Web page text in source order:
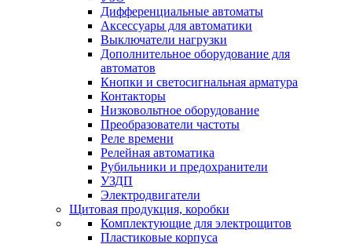
Дифференциальные автоматы
Аксессуары для автоматики
Выключатели нагрузки
Дополнительное оборудование для
автоматов
Кнопки и светосигнальная арматура
Контакторы
Низковольтное оборудование
Преобразователи частоты
Реле времени
Релейная автоматика
Рубильники и предохранители
УЗДП
Электродвигатели
Щитовая продукция, коробки
Комплектующие для электрощитов
Пластиковые корпуса